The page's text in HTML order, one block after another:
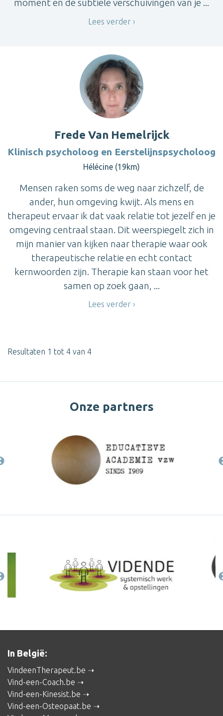
moment en de subtiele verschuivingen van je ...
Lees verder
Frede Van Hemelrijck
Klinisch psycholoog en Eerstelijnspsycholoog
Hélécine (19km)
Mensen raken soms de weg naar zichzelf, de
ander, hun omgeving kwijt. Als mens en
therapeut ervaar ik dat vaak relatie tot jezelf en je
omgeving centraal staan. Dit weerspiegelt zich in
mijn manier van kijken naar therapie waar ook
therapeutische relatie en echt contact
kernwoorden zijn. Therapie kan staan voor het
samen op zoek gaan, ...
Lees verder
Resultaten 1 tot 4 van 4
Onze partners
In België:
VindeenTherapeut.be
Vind-een-Coach.be
Vind-een-Kinesist.be
Vind-een-Osteopaat.be